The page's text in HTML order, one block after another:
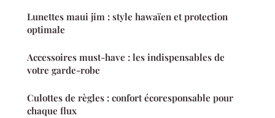
Lunettes maui jim : style hawaïen et protection
optimale
Accessoires must-have : les indispensables de
votre garde-robe
Culottes de règles : confort écoresponsable pour
chaque flux